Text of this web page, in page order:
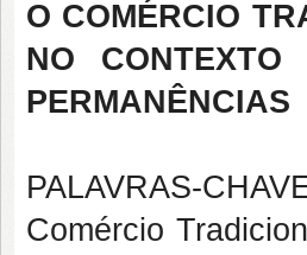
O COMÉRCIO
NO CONTEXTO
PERMANÊNCIAS
PALAVRAS-
Comércio